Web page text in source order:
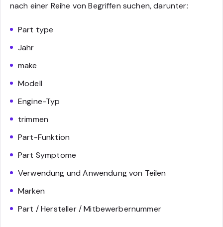
nach einer Reihe von Begriffen suchen, darunter:
Part type
Jahr
make
Modell
Engine-Typ
trimmen
Part-Funktion
Part Symptome
Verwendung und Anwendung von Teilen
Marken
Part / Hersteller / Mitbewerbernummer